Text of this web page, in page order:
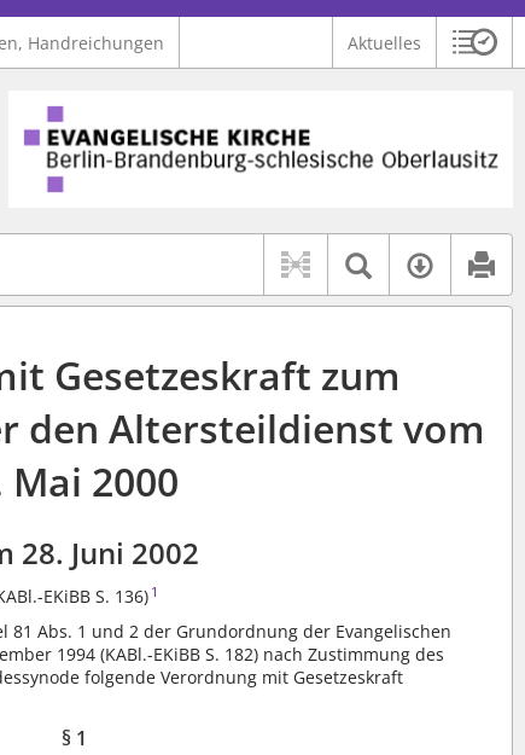
Handreichungen Aktuelles
auch: "Pfarrerinitiative" oder "Pfarrerausschuss".
Hilfe.
Logo Ev. Kirche Berlin-Brandenburg-schlesische Oberlausitz
Textsuche
Gesetzeskraft zum
den Altersteildienst vom
Mai 2000
28. Juni 2002
EKiBB S. 136) 1
Abs. 1 und 2 der Grundordnung der Evangelischen
1994 (KABl.-EKiBB S. 182) nach Zustimmung des
folgende Verordnung mit Gesetzeskraft
§ 1